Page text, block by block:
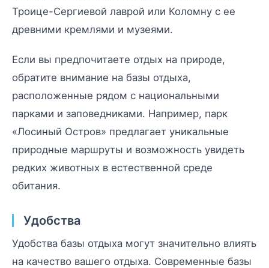
Троице-Сергиевой лаврой или Коломну с ее
древними кремлями и музеями.
Если вы предпочитаете отдых на природе,
обратите внимание на базы отдыха,
расположенные рядом с национальными
парками и заповедниками. Например, парк
«Лосиный Остров» предлагает уникальные
природные маршруты и возможность увидеть
редких животных в естественной среде
обитания.
Удобства
Удобства базы отдыха могут значительно влиять
на качество вашего отдыха. Современные базы